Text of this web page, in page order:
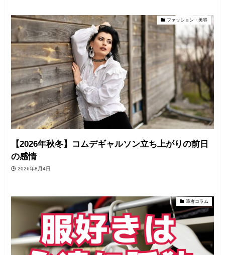
ファッション・美容
【2026年秋冬】コムデギャルソン立ち上がりの前日
の感情
2026年8月4日
筆者コラム